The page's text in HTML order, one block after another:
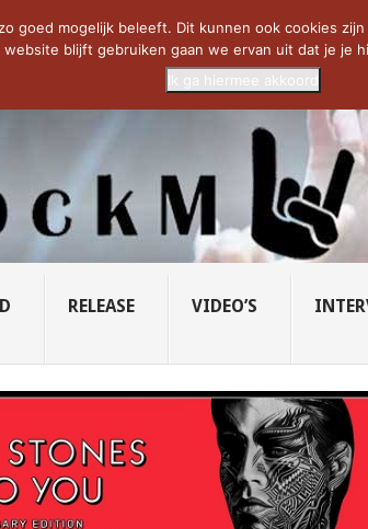
PRIDE OF LIONS – U... SAVATAGE KOMT
RELEASE VIDEO’S
goed mogelijk beleeft. Dit kunnen ook cookies
website blijft gebruiken gaan we ervan uit dat je je
Ik ga hiermee akkoord